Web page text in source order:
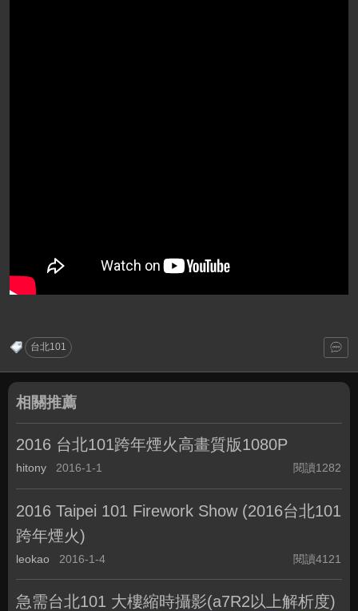
台北101
相關推薦
2016 台北101跨年煙火高畫質版1080P
hitony 2016-1-1 閱讀1282
2016 Taipei 101 Firework Show (2016台北101
跨年煙火)
leokao 2016-1-4 閱讀4121
急需台北101 大樓縮時攝影(a7R2以上解析度)